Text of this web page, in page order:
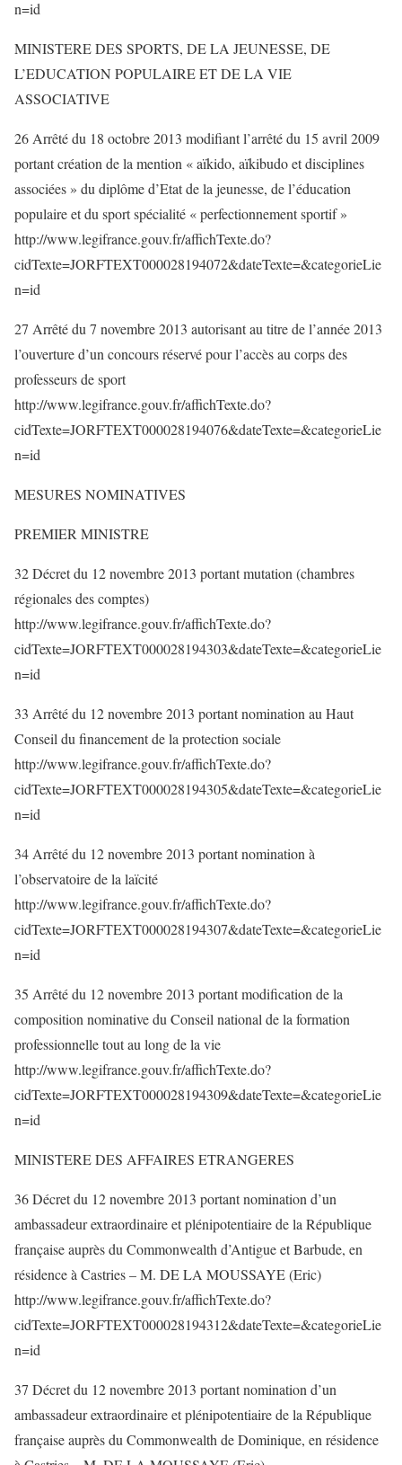
n=id
MINISTERE DES SPORTS, DE LA JEUNESSE, DE
L’EDUCATION POPULAIRE ET DE LA VIE
ASSOCIATIVE
26 Arrêté du 18 octobre 2013 modifiant l’arrêté du 15 avril 2009
portant création de la mention « aïkido, aïkibudo et disciplines
associées » du diplôme d’Etat de la jeunesse, de l’éducation
populaire et du sport spécialité « perfectionnement sportif »
http://www.legifrance.gouv.fr/affichTexte.do?
cidTexte=JORFTEXT000028194072&dateTexte=&categorieLie
n=id
27 Arrêté du 7 novembre 2013 autorisant au titre de l’année 2013
l’ouverture d’un concours réservé pour l’accès au corps des
professeurs de sport
http://www.legifrance.gouv.fr/affichTexte.do?
cidTexte=JORFTEXT000028194076&dateTexte=&categorieLie
n=id
MESURES NOMINATIVES
PREMIER MINISTRE
32 Décret du 12 novembre 2013 portant mutation (chambres
régionales des comptes)
http://www.legifrance.gouv.fr/affichTexte.do?
cidTexte=JORFTEXT000028194303&dateTexte=&categorieLie
n=id
33 Arrêté du 12 novembre 2013 portant nomination au Haut
Conseil du financement de la protection sociale
http://www.legifrance.gouv.fr/affichTexte.do?
cidTexte=JORFTEXT000028194305&dateTexte=&categorieLie
n=id
34 Arrêté du 12 novembre 2013 portant nomination à
l’observatoire de la laïcité
http://www.legifrance.gouv.fr/affichTexte.do?
cidTexte=JORFTEXT000028194307&dateTexte=&categorieLie
n=id
35 Arrêté du 12 novembre 2013 portant modification de la
composition nominative du Conseil national de la formation
professionnelle tout au long de la vie
http://www.legifrance.gouv.fr/affichTexte.do?
cidTexte=JORFTEXT000028194309&dateTexte=&categorieLie
n=id
MINISTERE DES AFFAIRES ETRANGERES
36 Décret du 12 novembre 2013 portant nomination d’un
ambassadeur extraordinaire et plénipotentiaire de la République
française auprès du Commonwealth d’Antigue et Barbude, en
résidence à Castries – M. DE LA MOUSSAYE (Eric)
http://www.legifrance.gouv.fr/affichTexte.do?
cidTexte=JORFTEXT000028194312&dateTexte=&categorieLie
n=id
37 Décret du 12 novembre 2013 portant nomination d’un
ambassadeur extraordinaire et plénipotentiaire de la République
française auprès du Commonwealth de Dominique, en résidence